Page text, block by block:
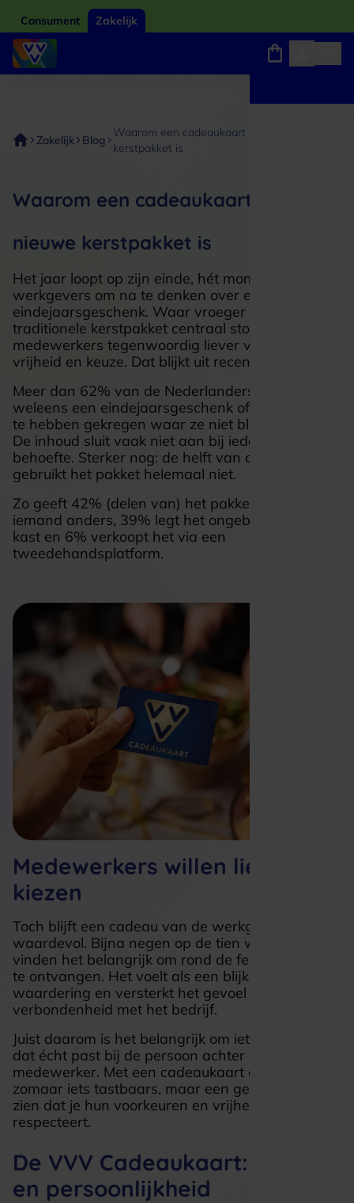
Consument Zakelijk
Zakelijk Blog
Waarom een cadeaukaart het nieuwe
kerstpakket is
Waarom een cadeaukaart het
nieuwe kerstpakket is
Het jaar loopt op zijn einde, hét moment voor
werkgevers om na te denken over een passend
eindejaarsgeschenk. Waar vroeger vooral het
traditionele kerstpakket centraal stond, kiezen
medewerkers tegenwoordig liever voor meer
vrijheid en keuze. Dat blijkt uit recent onderzoek.
Meer dan 62% van de Nederlanders zegt
weleens een eindejaarsgeschenk of kerstpakket
te hebben gekregen waar ze niet blij mee waren.
De inhoud sluit vaak niet aan bij ieders smaak of
behoefte. Sterker nog: de helft van de ontvangers
gebruikt het pakket helemaal niet.
Zo geeft 42% (delen van) het pakket door aan
iemand anders, 39% legt het ongebruikt in de
kast en 6% verkoopt het via een
tweedehandsplatform.
Medewerkers willen liever
kiezen
Toch blijft een cadeau van de werkgever
waardevol. Bijna negen op de tien werknemers
vinden het belangrijk om rond de feestdagen iets
te ontvangen. Het voelt als een blijk van
waardering en versterkt het gevoel van
verbondenheid met het bedrijf.
Juist daarom is het belangrijk om iets te geven
dat écht past bij de persoon achter de
medewerker. Met een cadeaukaart geef je niet
zomaar iets tastbaars, maar een gebaar dat laat
zien dat je hun voorkeuren en vrijheid
respecteert.
De VVV Cadeaukaart: vrijheid
en persoonlijkheid